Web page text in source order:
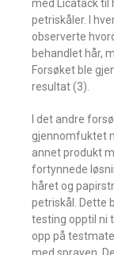
med Licatack til
petriskåler. I
observerte
behandlet hår,
Forsøket ble
resultat (3).
I det andre
gjennomfuktet
annet produkt
fortynnede
håret og
petriskål. Dette
testing opptil ni
opp på